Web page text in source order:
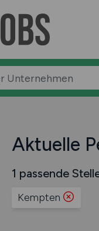
Aktuelle
1 passende
Kempten